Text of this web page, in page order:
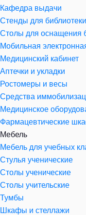
Кафедра выдачи
Стенды для библиотеки
Столы для оснащения
Мобильная
Медицинский кабинет
Аптечки и укладки
Ростомеры и весы
Средства
Медицинское
Фармацевтические
Мебель
Мебель для учебных
Стулья ученические
Столы ученические
Столы учительские
Тумбы
Шкафы и стеллажи